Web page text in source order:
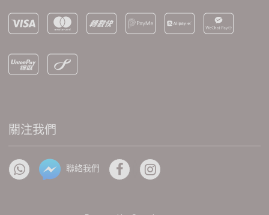
關注我們
聯絡我們